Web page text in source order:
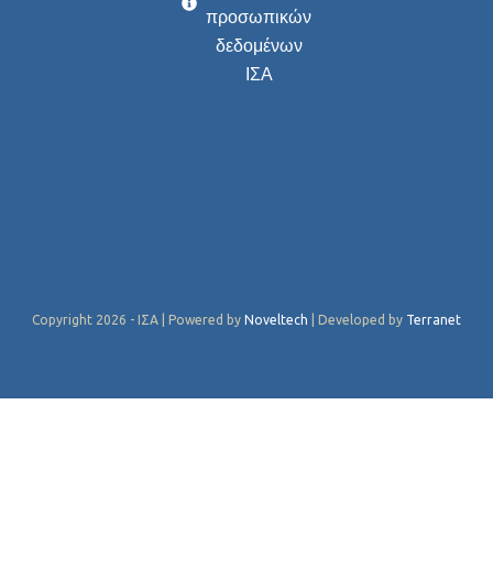
προσωπικών
δεδομένων
ΙΣΑ
Copyright 2026 - ΙΣΑ | Powered by Noveltech | Developed by Terranet